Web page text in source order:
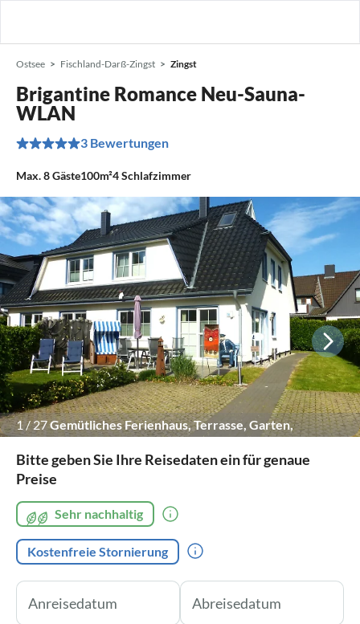
Ostsee Fischland-Darß-Zingst Zingst
Brigantine Romance Neu-Sauna-
WLAN
3 Bewertungen
Max.8Gäste100m²4Schlafzimmer
1/27Gemütliches Ferienhaus, Terrasse, Garten,
Bitte geben Sie Ihre Reisedaten ein für genaue
Preise
Sehr nachhaltig
Kostenfreie Stornierung